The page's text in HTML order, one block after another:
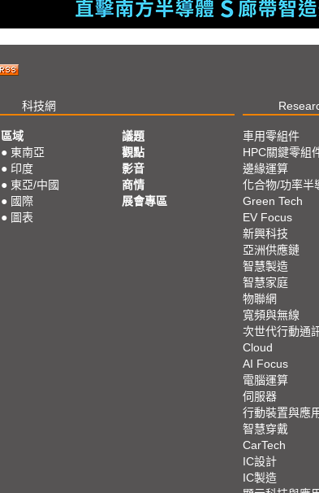
科技網
區域
● 東南亞
● 印度
● 東亞/中國
● 國際
● 圖表
議題
觀點
影音
商情
展會專區
車用零組件
HPC關鍵零組
邊緣運算
化合物/功率半
Green Tech
EV Focus
新興科技
亞洲供應鏈
智慧製造
智慧家庭
物聯網
寬頻與無線
次世代行動通訊
Cloud
AI Focus
電腦運算
伺服器
行動裝置與應
智慧穿戴
CarTech
IC設計
IC製造